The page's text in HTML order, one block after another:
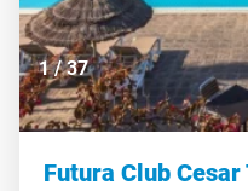
1/37
Futura Club